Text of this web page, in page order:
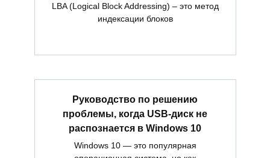
LBA (Logical Block Addressing) – это метод
индексации блоков
Руководство по решению
проблемы, когда USB-диск не
распознается в Windows 10
Windows 10 — это популярная